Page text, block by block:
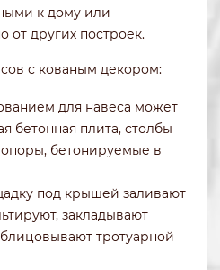
к дому или
от других построек.
с кованым декором:
для навеса может
бетонная плита, столбы
опоры, бетонируемые в
под крышей заливают
закладывают
тротуарной